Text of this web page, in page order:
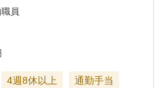
員
4週8休以上
通勤手当